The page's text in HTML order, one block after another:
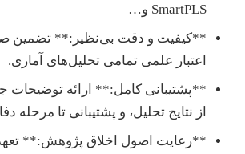
SmartPLS و…
**کیفیت و دقت بی‌نظیر:** تضمین
اعتبار علمی تمامی تحلیل‌های آماری.
**پشتیبانی کامل:** ارائه توضیحات
از نتایج تحلیل، و پشتیبانی تا مرحله
**رعایت اصول اخلاق پژوهش:**